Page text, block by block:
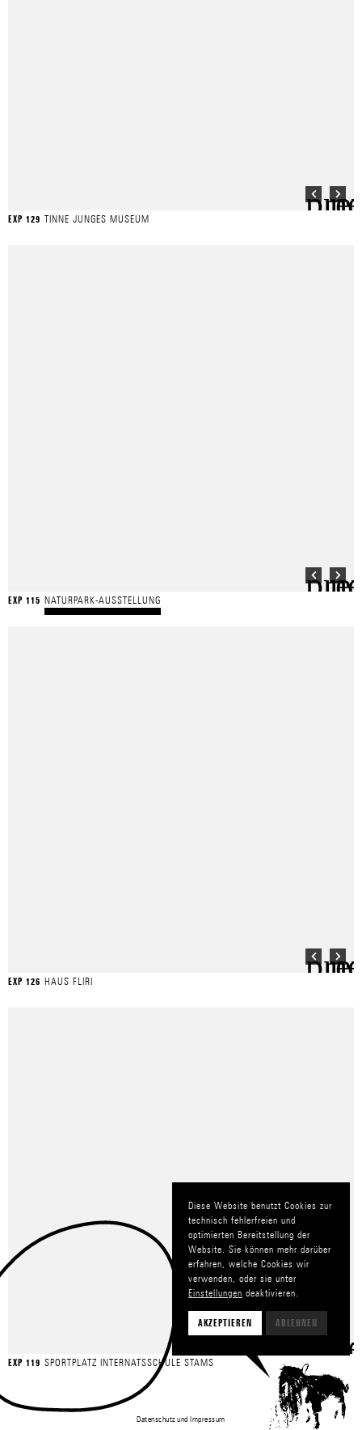
EXP 129 TINNE JUNGES MUSEUM
EXP 115 NATURPARK-AUSSTELLUNG
EXP 126 HAUS FLIRI
EXP 119 SPORTPLATZ INTERNATSSCHULE STAMS
Datenschutz undImpressum
Diese Website benutzt Cookies zur
technisch fehlerfreien und
optimierten Bereitstellung der
Website. Sie können mehr darüber
erfahren, welche Cookies wir
verwenden, oder sie unter
Einstellungen deaktivieren.
AKZEPTIEREN ABLEHNEN